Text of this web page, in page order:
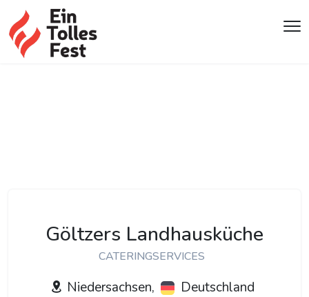
Göltzers Landhausküche
CATERINGSERVICES
Niedersachsen,
Deutschland